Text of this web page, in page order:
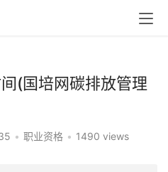
(国培网碳排放管理
• 职业资格 • 1490 views